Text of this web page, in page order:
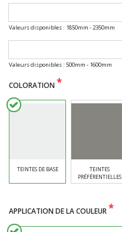
Valeurs disponibles : 1850mm - 2350mm
Valeurs disponibles : 500mm - 1600mm
COLORATION*
TEINTES DE BASE
TEINTES
PRÉFÉRENTIELLES
APPLICATION DE LA COULEUR*